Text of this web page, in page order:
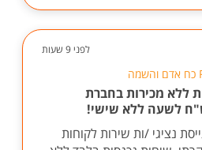
לפני 9 שעות
ללא מכירות בחברת
נציגי /ות שירות לקוחות